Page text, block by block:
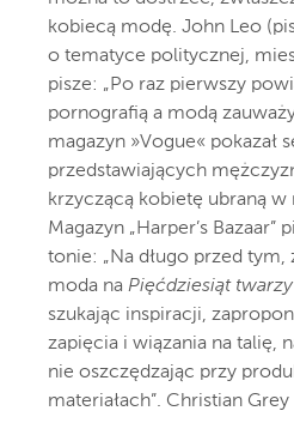
kobiecą modę. John Leo
o tematyce politycznej,
pisze: „Po raz pierwszy
pornografią a modą
magazyn »Vogue« pokazał
przedstawiających
krzyczącą kobietę ubraną
Magazyn „Harper’s Bazaar”
tonie: „Na długo przed tym,
moda na Pięćdziesiąt
szukając inspiracji,
zapięcia i wiązania na talię,
nie oszczędzając przy
materiałach”. Christian